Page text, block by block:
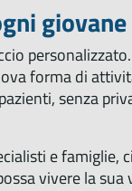
giovane
forma di
senza
e famiglie,
vivere la